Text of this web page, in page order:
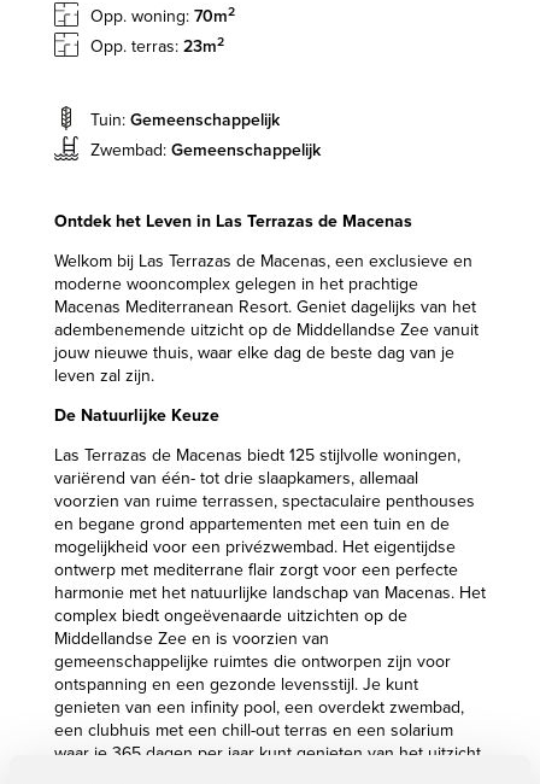
Opp. woning: 70m2
Opp. terras: 23m2
Tuin: Gemeenschappelijk
Zwembad: Gemeenschappelijk
Ontdek het Leven in Las Terrazas de Macenas
Welkom bij Las Terrazas de Macenas, een exclusieve en
moderne wooncomplex gelegen in het prachtige
Macenas Mediterranean Resort. Geniet dagelijks van het
adembenemende uitzicht op de Middellandse Zee vanuit
jouw nieuwe thuis, waar elke dag de beste dag van je
leven zal zijn.
De Natuurlijke Keuze
Las Terrazas de Macenas biedt 125 stijlvolle woningen,
variërend van één- tot drie slaapkamers, allemaal
voorzien van ruime terrassen, spectaculaire penthouses
en begane grond appartementen met een tuin en de
mogelijkheid voor een privézwembad. Het eigentijdse
ontwerp met mediterrane flair zorgt voor een perfecte
harmonie met het natuurlijke landschap van Macenas. Het
complex biedt ongeëvenaarde uitzichten op de
Middellandse Zee en is voorzien van
gemeenschappelijke ruimtes die ontworpen zijn voor
ontspanning en een gezonde levensstijl. Je kunt
genieten van een infinity pool, een overdekt zwembad,
een clubhuis met een chill-out terras en een solarium
waar je 365 dagen per jaar kunt genieten van het uitzicht